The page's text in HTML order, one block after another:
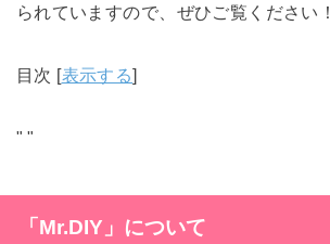
られていますので、ぜひご覧ください！
目次 [表示する]
" "
「Mr.DIY」について